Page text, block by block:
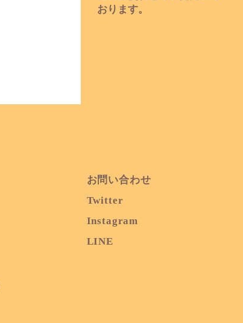
おります。
​お問い合わせ
Twitter
Instagram
​LINE